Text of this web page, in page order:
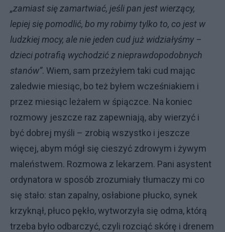
„zamiast się zamartwiać, jeśli pan jest wierzący,
lepiej się pomodlić, bo my robimy tylko to, co jest w
ludzkiej mocy, ale nie jeden cud już widziałyśmy –
dzieci potrafią wychodzić z nieprawdopodobnych
stanów”. Wiem, sam przeżyłem taki cud mając
zaledwie miesiąc, bo też byłem wcześniakiem i
przez miesiąc leżałem w śpiączce. Na koniec
rozmowy jeszcze raz zapewniają, aby wierzyć i
być dobrej myśli – zrobią wszystko i jeszcze
więcej, abym mógł się cieszyć zdrowym i żywym
maleństwem. Rozmowa z lekarzem. Pani asystent
ordynatora w sposób zrozumiały tłumaczy mi co
się stało: stan zapalny, osłabione płucko, synek
krzyknął, płuco pękło, wytworzyła się odma, którą
trzeba było odbarczyć, czyli rozciąć skórę i drenem